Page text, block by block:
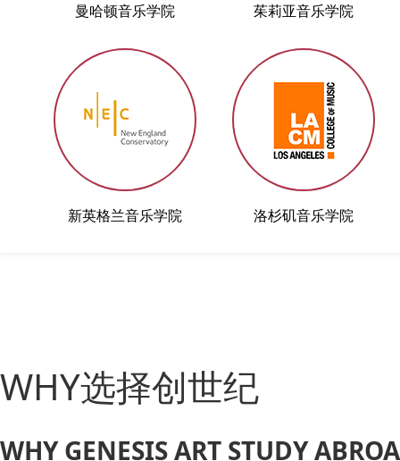
曼哈顿音乐学院 茱莉亚音乐学院
新英格兰音乐学院 洛杉矶音乐学院
WHY选择创世纪
WHY GENESIS ART STUDY